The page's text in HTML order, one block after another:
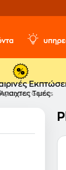
Τιμές
Games